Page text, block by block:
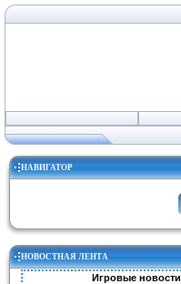
НАВИГАТОР
НОВОСТНАЯ ЛЕНТА
Игровые новости